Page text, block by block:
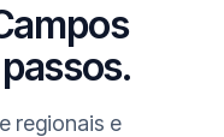
regionais e